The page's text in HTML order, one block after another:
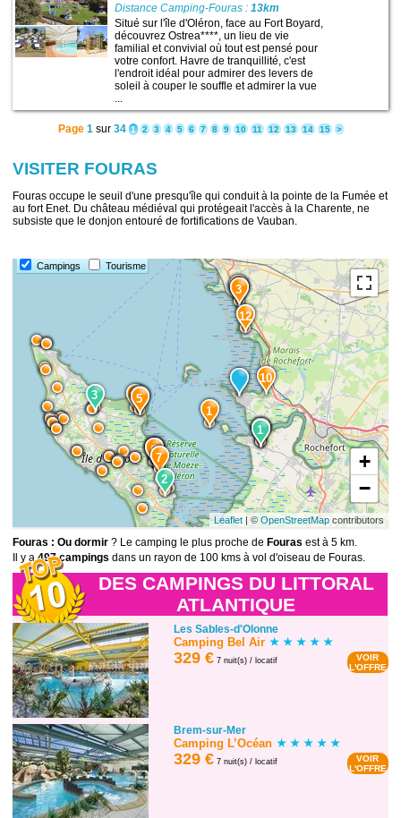
Distance Camping-Fouras :13km
Situé sur l'île d'Oléron, face au Fort Boyard,
découvrez Ostrea****, un lieu de vie
familial et convivial où tout est pensé pour
votre confort. Havre de tranquillité, c'est
l'endroit idéal pour admirer des levers de
soleil à couper le souffle et admirer la vue
Page 1sur 34 1 2 3 4 5 6 7 8 9 10 11 12 13 14 15 >
VISITER FOURAS
Fouras occupe le seuil d'une presqu'île qui conduit à la pointe de la Fumée et
au fort Enet. Du château médiéval qui protégeait l'accès à la Charente, ne
subsiste que le donjon entouré de fortifications de Vauban.
Campings Tourisme
15
14
13
12
11
10
9
8
7
6
5
4
3
2
1
3
2
1
+
−
Leaflet| ©OpenStreetMapcontributors
Fouras : Ou dormir ? Le camping le plus proche de Fouras est à 5 km.
Il y a497 campings dans un rayon de 100 kms à vol d'oiseau de Fouras.
DES CAMPINGS DU LITTORAL
ATLANTIQUE
Les Sables-d'Olonne
Camping Bel Air
329 € 7 nuit(s) / locatif
VOIR
L'OFFRE
Brem-sur-Mer
Camping L’Océan
329 € 7 nuit(s) / locatif
VOIR
L'OFFRE